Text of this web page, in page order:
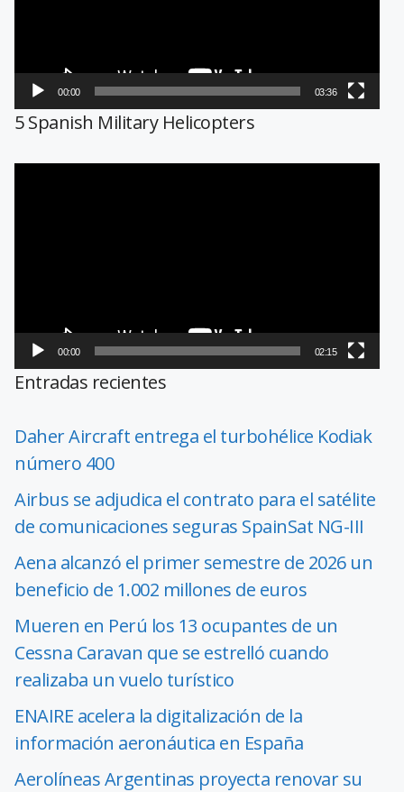
00:00 03:36
5 Spanish Military Helicopters
00:00 02:15
Entradas recientes
Daher Aircraft entrega el turbohélice Kodiak
número 400
Airbus se adjudica el contrato para el satélite
de comunicaciones seguras SpainSat NG-III
Aena alcanzó el primer semestre de 2026 un
beneficio de 1.002 millones de euros
Mueren en Perú los 13 ocupantes de un
Cessna Caravan que se estrelló cuando
realizaba un vuelo turístico
ENAIRE acelera la digitalización de la
información aeronáutica en España
Aerolíneas Argentinas proyecta renovar su